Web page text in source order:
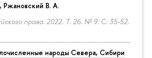
, Ржановский В. А.
права. 2022. Т. 26. № 9. С. 35-52.
народы Севера, Сибири